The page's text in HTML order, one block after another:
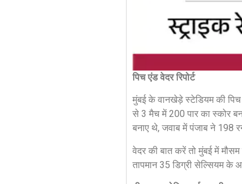
पिच एंड वेदर रिपोर्ट
मुंबई के वानखेड़े स्टेडियम की
से 3 मैच में 200 पार का स्कोर
बनाए थे, जवाब में पंजाब ने 198
वेदर की बात करें तो मुंबई में
तापमान 35 डिग्री सेल्सियम के